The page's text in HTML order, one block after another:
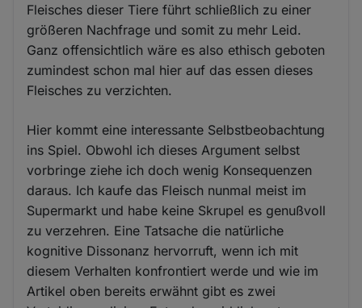
Fleisches dieser Tiere führt schließlich zu einer
größeren Nachfrage und somit zu mehr Leid.
Ganz offensichtlich wäre es also ethisch geboten
zumindest schon mal hier auf das essen dieses
Fleisches zu verzichten.
Hier kommt eine interessante Selbstbeobachtung
ins Spiel. Obwohl ich dieses Argument selbst
vorbringe ziehe ich doch wenig Konsequenzen
daraus. Ich kaufe das Fleisch nunmal meist im
Supermarkt und habe keine Skrupel es genußvoll
zu verzehren. Eine Tatsache die natürliche
kognitive Dissonanz hervorruft, wenn ich mit
diesem Verhalten konfrontiert werde und wie im
Artikel oben bereits erwähnt gibt es zwei